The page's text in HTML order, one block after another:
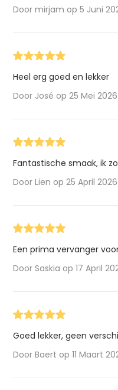
Door mirjam op 5 Juni
Heel erg goed en lekker
Door José op 25 Mei 2026
Fantastische smaak, ik
Door Lien op 25 April 2026
Een prima vervanger
Door Saskia op 17 April
Goed lekker, geen
Door Baert op 11 Maart